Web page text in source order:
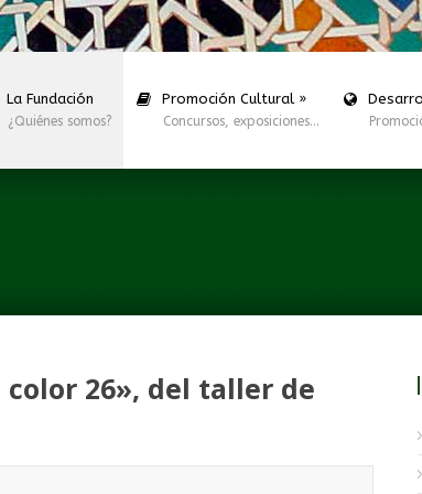
La Fundación
¿Quiénes somos?
Promoción Cultural»
Concursos, exposiciones…
26», del taller de